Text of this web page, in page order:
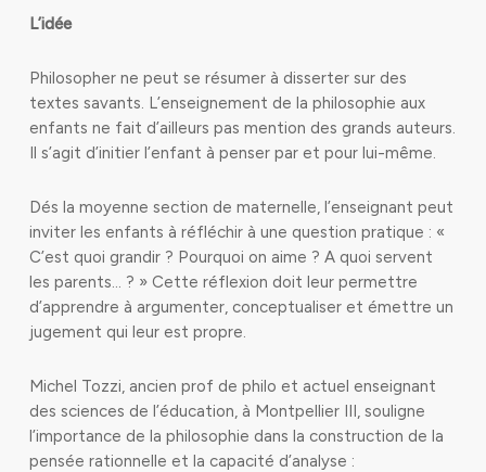
L’idée
Philosopher ne peut se résumer à disserter sur des
textes savants. L’enseignement de la philosophie aux
enfants ne fait d’ailleurs pas mention des grands auteurs.
Il s’agit d’initier l’enfant à penser par et pour lui-même.
Dés la moyenne section de maternelle, l’enseignant peut
inviter les enfants à réfléchir à une question pratique : «
C’est quoi grandir ? Pourquoi on aime ? A quoi servent
les parents… ? » Cette réflexion doit leur permettre
d’apprendre à argumenter, conceptualiser et émettre un
jugement qui leur est propre.
Michel Tozzi, ancien prof de philo et actuel enseignant
des sciences de l’éducation, à Montpellier III, souligne
l’importance de la philosophie dans la construction de la
pensée rationnelle et la capacité d’analyse :